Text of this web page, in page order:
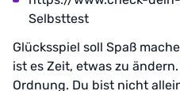
Selbsttest
Glücksspiel soll Spaß
ist es Zeit, etwas zu
Ordnung. Du bist nicht